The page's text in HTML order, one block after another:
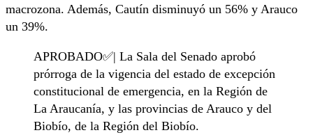
macrozona. Además, Cautín disminuyó un 56% y Arauco
un 39%.
APROBADO✅| La Sala del Senado aprobó
prórroga de la vigencia del estado de excepción
constitucional de emergencia, en la Región de
La Araucanía, y las provincias de Arauco y del
Biobío, de la Región del Biobío.